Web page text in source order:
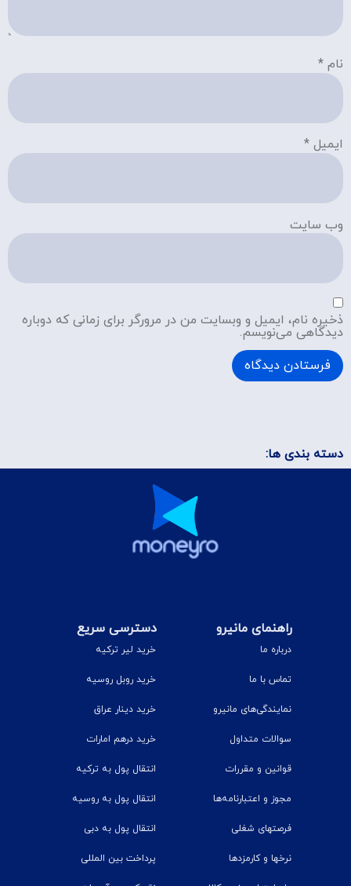
نام *
ایمیل *
وب‌ سایت
ذخیره نام، ایمیل و وبسایت من در مرورگر برای زمانی که دوباره
دیدگاهی می‌نویسم.
دسته بندی ها:
راهنمای مانیرو
درباره ما
تماس با ما
نمایندگی‌های مانیرو
سوالات متداول
قوانین و مقررات
مجوز و اعتبارنامه‌ها
فرصتهای شغلی
نرخ‎ها و کارمزدها
دسترسی سریع
خرید لیر ترکیه
خرید روبل روسیه
خرید دینار عراق
خرید درهم امارات
انتقال پول به ترکیه
انتقال پول به روسیه
انتقال پول به دبی
پرداخت بین المللی